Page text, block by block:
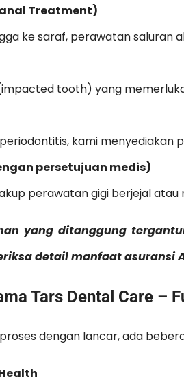
Treatment)
ke saraf, perawatan saluran
tooth) yang
kami menyediakan
persetujuan medis)
perawatan gigi berjejal
yang ditanggung
detail manfaat asuransi
Tars Dental Care –
dengan lancar, ada